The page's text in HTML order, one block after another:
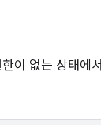
이 없는 상태에